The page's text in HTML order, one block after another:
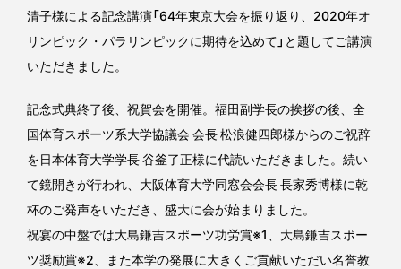
清子様による記念講演「64年東京大会を振り返り、2020年オ
リンピック・パラリンピックに期待を込めて」と題してご講演
いただきました。
記念式典終了後、祝賀会を開催。福田副学長の挨拶の後、全
国体育スポーツ系大学協議会 会長 松浪健四郎様からのご祝辞
を日本体育大学学長 谷釜了正様に代読いただきました。続い
て鏡開きが行われ、大阪体育大学同窓会会長 長家秀博様に乾
杯のご発声をいただき、盛大に会が始まりました。
祝宴の中盤では大島鎌吉スポーツ功労賞※1、大島鎌吉スポー
ツ奨励賞※2、また本学の発展に大きくご貢献いただい名誉教